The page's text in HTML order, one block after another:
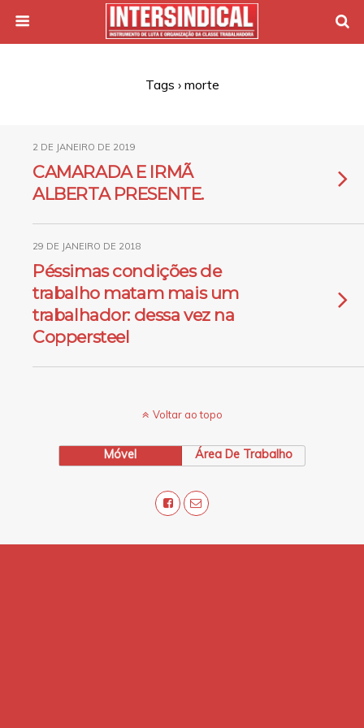
Tags › morte
2 DE JANEIRO DE 2019
CAMARADA E IRMÃ
ALBERTA PRESENTE.
29 DE JANEIRO DE 2018
Péssimas condições de
trabalho matam mais um
trabalhador: dessa vez na
Coppersteel
Voltar ao topo
Móvel Área De Trabalho